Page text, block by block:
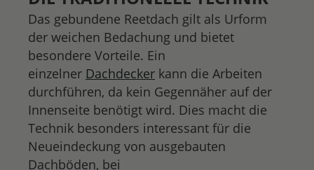
Das gebundene Reetdach gilt als Urform
der weichen Bedachung und bietet
besondere Vorteile. Ein
einzelner Dachdecker kann die Arbeiten
durchführen, da kein Gegennäher auf der
Innenseite benötigt wird. Dies macht die
Technik besonders interessant für die
Neueindeckung von ausgebauten
Dachböden, bei